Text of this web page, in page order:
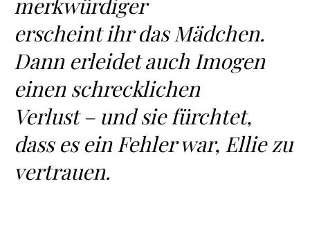
merkwürdiger
erscheint ihr das Mädchen.
Dann erleidet auch Imogen
einen schrecklichen
Verlust – und sie fürchtet,
dass es ein Fehler war, Ellie zu
vertrauen.